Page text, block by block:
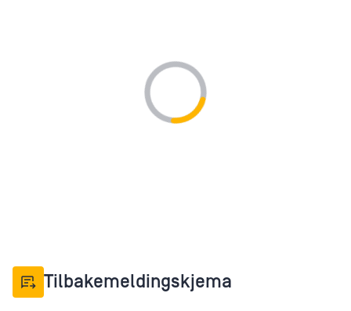
Tilbakemeldingskjema